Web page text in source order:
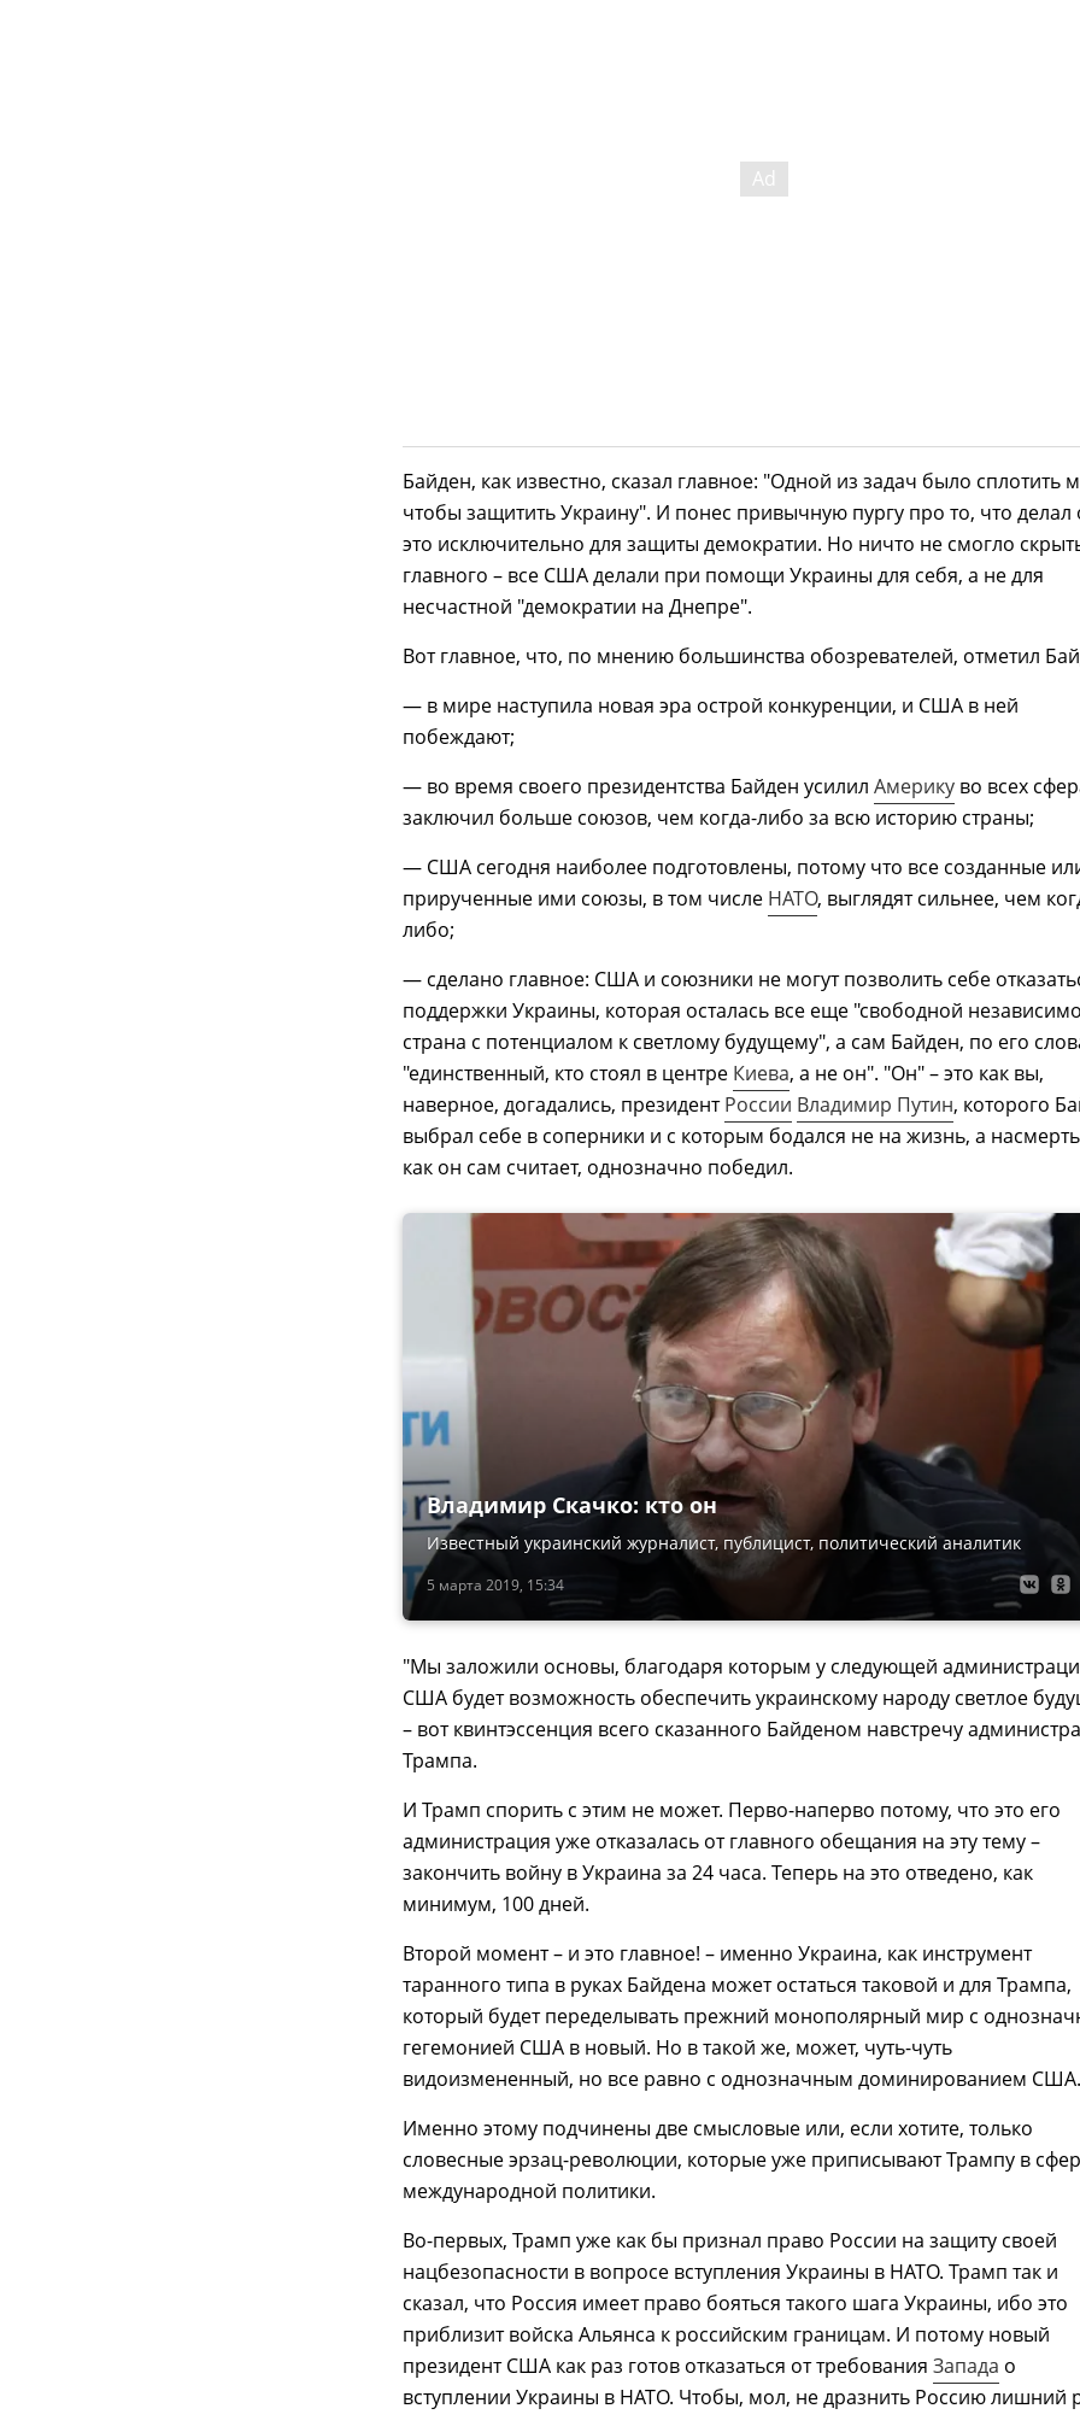
Байден, как известно, сказал главное: "Одной из задач было сплотить
чтобы защитить Украину". И понес привычную пургу про то, что делал
это исключительно для защиты демократии. Но ничто не смогло
главного – все США делали при помощи Украины для себя, а не для
несчастной "демократии на Днепре".
Вот главное, что, по мнению большинства обозревателей, отметил
— в мире наступила новая эра острой конкуренции, и США в ней
побеждают;
— во время своего президентства Байден усилил Америку во всех
заключил больше союзов, чем когда-либо за всю историю страны;
— США сегодня наиболее подготовлены, потому что все созданные
прирученные ими союзы, в том числе НАТО, выглядят сильнее, чем
либо;
— сделано главное: США и союзники не могут позволить себе
поддержки Украины, которая осталась все еще "свободной
страна с потенциалом к светлому будущему", а сам Байден, по его
"единственный, кто стоял в центре Киева, а не он". "Он" – это как вы,
наверное, догадались, президентРоссии Владимир Путин, которого
выбрал себе в соперники и с которым бодался не на жизнь, а
как он сам считает, однозначно победил.
5 марта 2019, 15:34
Владимир Скачко: кто он
Известный украинский журналист, публицист, политический аналитик
"Мы заложили основы, благодаря которым у следующей
США будет возможность обеспечить украинскому народу светлое
– вот квинтэссенция всего сказанного Байденом навстречу
Трампа.
И Трамп спорить с этим не может. Перво-наперво потому, что это его
администрация уже отказалась от главного обещания на эту тему –
закончить войну в Украина за 24 часа. Теперь на это отведено, как
минимум, 100 дней.
Второй момент – и это главное! – именно Украина, как инструмент
таранного типа в руках Байдена может остаться таковой и для Трампа,
который будет переделывать прежний монополярный мир с
гегемонией США в новый. Но в такой же, может, чуть-чуть
видоизмененный, но все равно с однозначным доминированием США.
Именно этому подчинены две смысловые или, если хотите, только
словесные эрзац-революции, которые уже приписывают Трампу в
международной политики.
Во-первых, Трамп уже как бы признал право России на защиту своей
нацбезопасности в вопросе вступления Украины в НАТО. Трамп так и
сказал, что Россия имеет право бояться такого шага Украины, ибо это
приблизит войска Альянса к российским границам. И потому новый
президент США как раз готов отказаться от требования Запада о
вступлении Украины в НАТО. Чтобы, мол, не дразнить Россию лишний